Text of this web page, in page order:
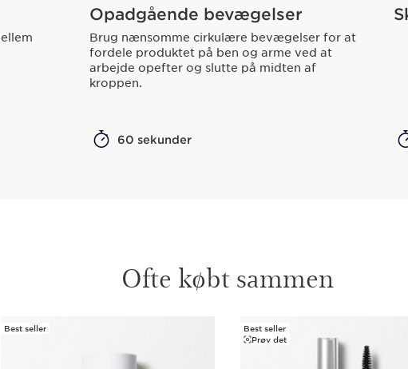
Opadgående bevægelser
Brug nænsomme cirkulære bevægelser for at
fordele produktet på ben og arme ved at
arbejde opefter og slutte på midten af
kroppen.
60 sekunder
Ofte købt sammen
Best seller
Best seller
Prøv det